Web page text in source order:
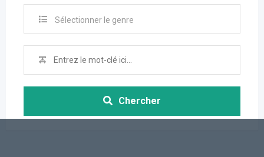
Sélectionner le genre
Chercher